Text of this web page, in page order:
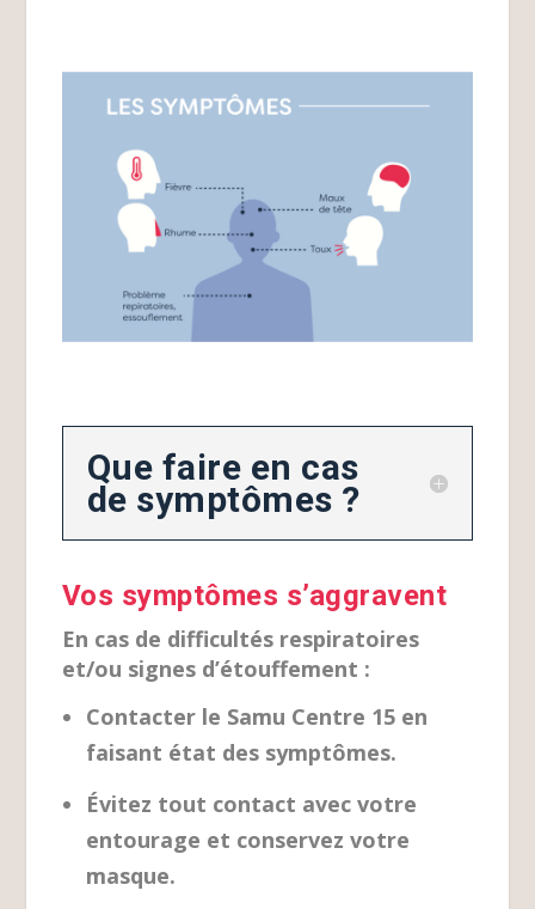
Que faire en cas
de symptômes ?
Vos symptômes s’aggravent
En cas de difficultés respiratoires
et/ou signes d’étouffement :
Contacter le Samu Centre 15 en
faisant état des symptômes.
Évitez tout contact avec votre
entourage et conservez votre
masque.